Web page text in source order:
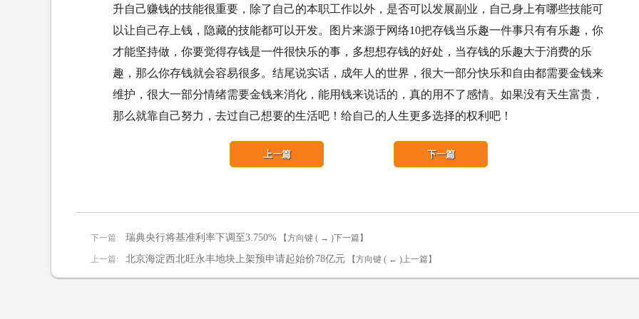
升自己赚钱的技能很重要，除了自己的本职工作以外，是否可以发展副业，自己身上有哪些技能可
以让自己存上钱，隐藏的技能都可以开发。图片来源于网络10把存钱当乐趣一件事只有有乐趣，你
才能坚持做，你要觉得存钱是一件很快乐的事，多想想存钱的好处，当存钱的乐趣大于消费的乐
趣，那么你存钱就会容易很多。结尾说实话，成年人的世界，很大一部分快乐和自由都需要金钱来
维护，很大一部分情绪需要金钱来消化，能用钱来说话的，真的用不了感情。如果没有天生富贵，
那么就靠自己努力，去过自己想要的生活吧！给自己的人生更多选择的权利吧！
下一篇: 瑞典央行将基准利率下调至3.750%
下一篇
【方向键 ( → )下一篇】
上一篇: 北京海淀西北旺永丰地块上架预申请起始价78亿元
上一篇
【方向键 ( ← )上一篇】